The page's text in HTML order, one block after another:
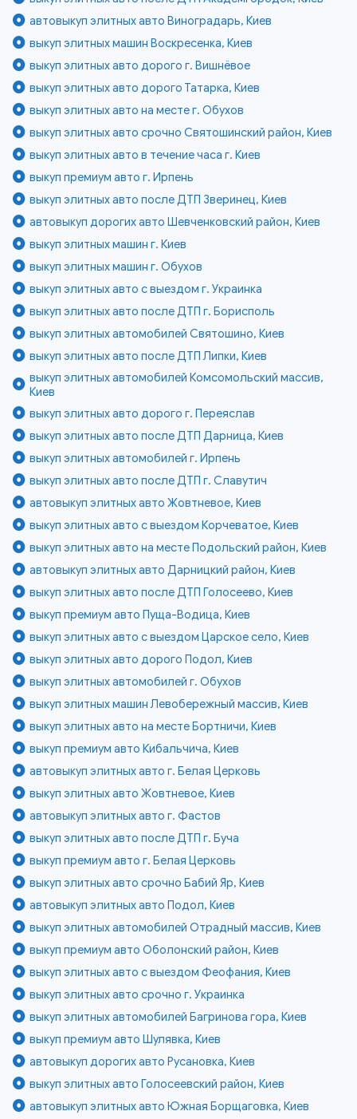
автовыкуп элитных авто Виноградарь, Киев
выкуп элитных машин Воскресенка, Киев
выкуп элитных авто дорого г. Вишнёвое
выкуп элитных авто дорого Татарка, Киев
выкуп элитных авто на месте г. Обухов
выкуп элитных авто срочно Святошинский район, Киев
выкуп элитных авто в течение часа г. Киев
выкуп премиум авто г. Ирпень
выкуп элитных авто после ДТП Зверинец, Киев
автовыкуп дорогих авто Шевченковский район, Киев
выкуп элитных машин г. Киев
выкуп элитных машин г. Обухов
выкуп элитных авто с выездом г. Украинка
выкуп элитных авто после ДТП г. Борисполь
выкуп элитных автомобилей Святошино, Киев
выкуп элитных авто после ДТП Липки, Киев
выкуп элитных автомобилей Комсомольский массив,
Киев
выкуп элитных авто дорого г. Переяслав
выкуп элитных авто после ДТП Дарница, Киев
выкуп элитных автомобилей г. Ирпень
выкуп элитных авто после ДТП г. Славутич
автовыкуп элитных авто Жовтневое, Киев
выкуп элитных авто с выездом Корчеватое, Киев
выкуп элитных авто на месте Подольский район, Киев
автовыкуп элитных авто Дарницкий район, Киев
выкуп элитных авто после ДТП Голосеево, Киев
выкуп премиум авто Пуща-Водица, Киев
выкуп элитных авто с выездом Царское село, Киев
выкуп элитных авто дорого Подол, Киев
выкуп элитных автомобилей г. Обухов
выкуп элитных машин Левобережный массив, Киев
выкуп элитных авто на месте Бортничи, Киев
выкуп премиум авто Кибальчича, Киев
автовыкуп элитных авто г. Белая Церковь
выкуп элитных авто Жовтневое, Киев
автовыкуп элитных авто г. Фастов
выкуп элитных авто после ДТП г. Буча
выкуп премиум авто г. Белая Церковь
выкуп элитных авто срочно Бабий Яр, Киев
автовыкуп элитных авто Подол, Киев
выкуп элитных автомобилей Отрадный массив, Киев
выкуп премиум авто Оболонский район, Киев
выкуп элитных авто с выездом Феофания, Киев
выкуп элитных авто срочно г. Украинка
выкуп элитных автомобилей Багринова гора, Киев
выкуп премиум авто Шулявка, Киев
автовыкуп дорогих авто Русановка, Киев
выкуп элитных авто Голосеевский район, Киев
автовыкуп элитных авто Южная Борщаговка, Киев